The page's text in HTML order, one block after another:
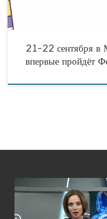
21-22 сентября
впервые пройдёт